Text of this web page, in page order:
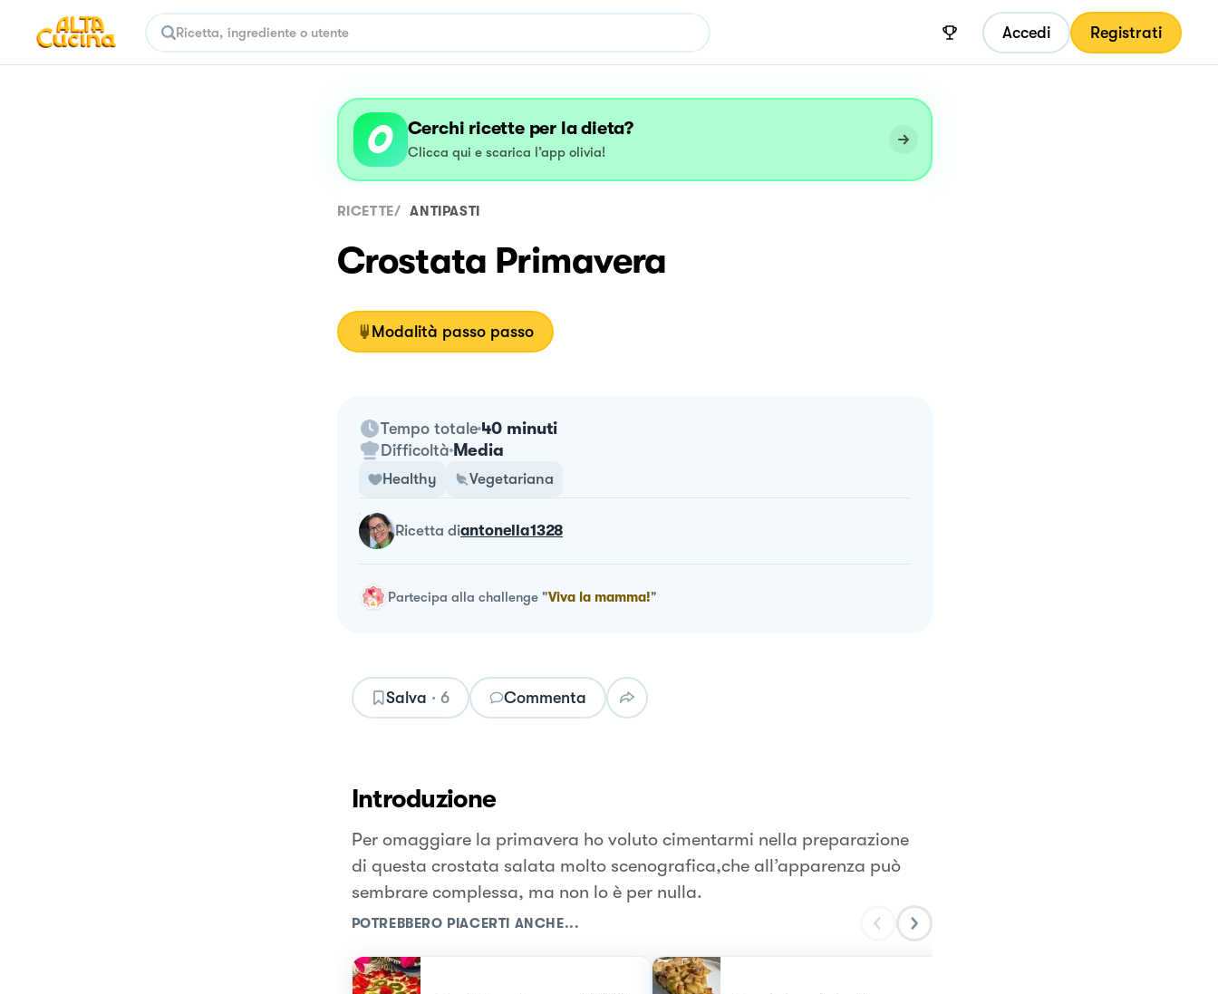
Accedi Registrati
Cerchi ricette per la dieta?
Clicca qui e scarica l’app olivia!
RICETTE/ ANTIPASTI
Crostata Primavera
Modalità passo passo
Tempo totale 40 minuti
Difficoltà Media
Healthy Vegetariana
ricetta diantonella1328
Partecipa alla challenge"Viva la mamma!"
Salva · 6 Commenta
Introduzione
Per omaggiare la primavera ho voluto cimentarmi nella preparazione
di questa crostata salata molto scenografica,che all’apparenza può
sembrare complessa, ma non lo è per nulla.
POTREBBERO PIACERTI ANCHE...